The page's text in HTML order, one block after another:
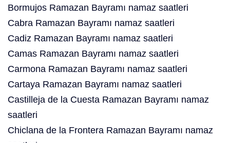
Bormujos Ramazan Bayramı namaz saatleri
Cabra Ramazan Bayramı namaz saatleri
Cadiz Ramazan Bayramı namaz saatleri
Camas Ramazan Bayramı namaz saatleri
Carmona Ramazan Bayramı namaz saatleri
Cartaya Ramazan Bayramı namaz saatleri
Castilleja de la Cuesta Ramazan Bayramı namaz
saatleri
Chiclana de la Frontera Ramazan Bayramı namaz